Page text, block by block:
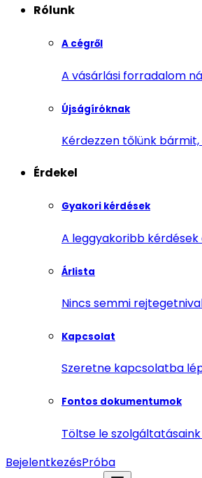
Rólunk
A cégről
A vásárlási forradalom
Újságíróknak
Kérdezzen tőlünk
Érdekel
Gyakori kérdések
A leggyakoribb
Árlista
Nincs semmi
Kapcsolat
Szeretne kapcsolatba
Fontos dokumentumok
Töltse le
BejelentkezésPróba